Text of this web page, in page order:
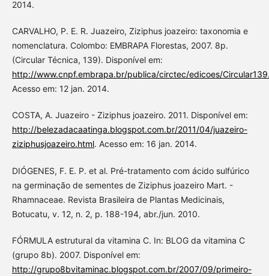
2014.
CARVALHO, P. E. R. Juazeiro, Ziziphus joazeiro: taxonomia e
nomenclatura. Colombo: EMBRAPA Florestas, 2007. 8p.
(Circular Técnica, 139). Disponível em:
http://www.cnpf.embrapa.br/publica/circtec/edicoes/
Acesso em: 12 jan. 2014.
COSTA, A. Juazeiro - Ziziphus joazeiro. 2011. Disponível em:
http://belezadacaatinga.blogspot.com.br/2011/04/juazeiro-
ziziphusjoazeiro.html. Acesso em: 16 jan. 2014.
DIÓGENES, F. E. P. et al. Pré-tratamento com ácido sulfúrico
na germinação de sementes de Ziziphus joazeiro Mart. -
Rhamnaceae. Revista Brasileira de Plantas Medicinais,
Botucatu, v. 12, n. 2, p. 188-194, abr./jun. 2010.
FÓRMULA estrutural da vitamina C. In: BLOG da vitamina C
(grupo 8b). 2007. Disponível em:
http://grupo8bvitaminac.blogspot.com.br/2007/09/primeiro-